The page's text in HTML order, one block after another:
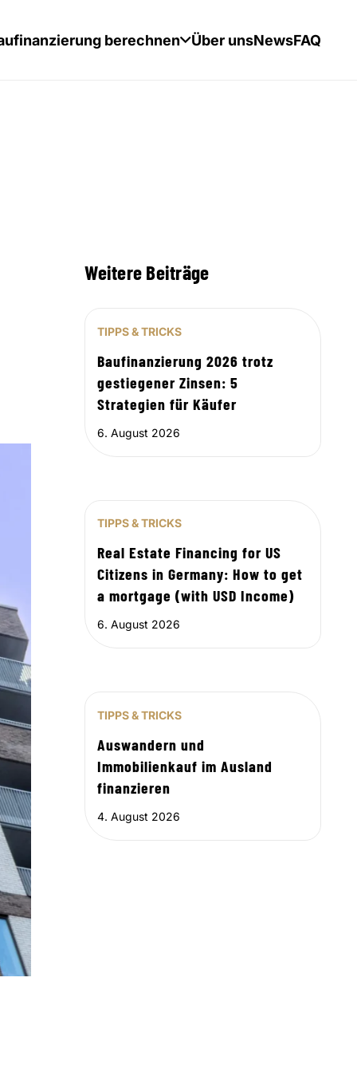
berechnen Über unsNewsFAQ
Weitere Beiträge
TIPPS & TRICKS
Baufinanzierung 2026 trotz
gestiegener Zinsen: 5
Strategien für Käufer
6. August 2026
TIPPS & TRICKS
Real Estate Financing for US
Citizens in Germany: How to get
a mortgage (with USD Income)
6. August 2026
TIPPS & TRICKS
Auswandern und
Immobilienkauf im Ausland
finanzieren
4. August 2026